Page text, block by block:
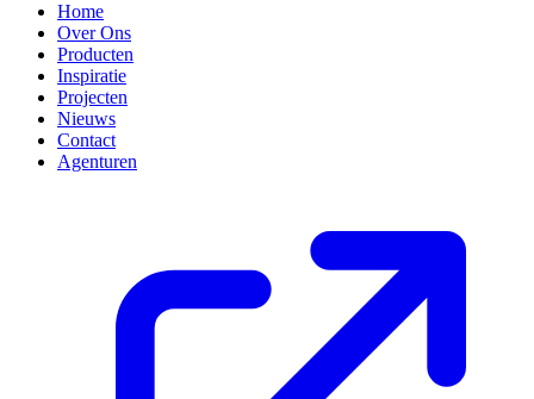
Home
Over Ons
Producten
Inspiratie
Projecten
Nieuws
Contact
Agenturen